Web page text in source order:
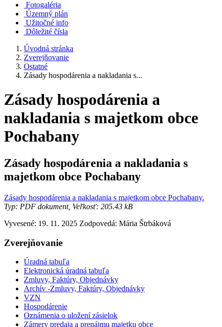
Fotogaléria
Územný plán
Užitočné info
Dôležité čísla
Úvodná stránka
Zverejňovanie
Ostatné
Zásady hospodárenia a nakladania s...
Zásady hospodárenia a
nakladania s majetkom obce
Pochabany
Zásady hospodárenia a nakladania s
majetkom obce Pochabany
Zásady hospodárenia a nakladania s majetkom obce Pochabany.
Typ: PDF dokument, Veľkosť: 205.43 kB
Vyvesené: 19. 11. 2025 Zodpovedá: Mária Štrbáková
Zverejňovanie
Úradná tabuľa
Elektronická úradná tabuľa
Zmluvy, Faktúry, Objednávky
Archív -Zmluvy, Faktúry, Objednávky
VZN
Hospodárenie
Oznámenia o uložení zásielok
Zámery predaja a prenájmu majetku obce